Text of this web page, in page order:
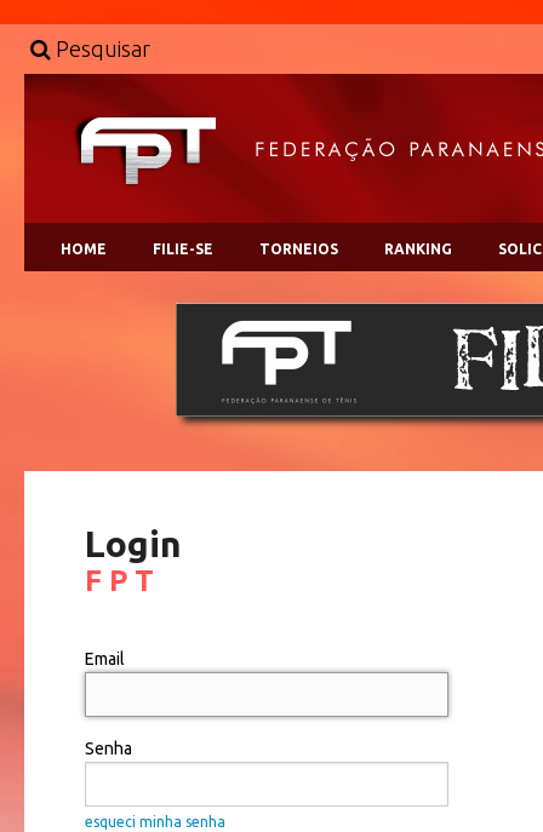
Pesquisar
HOME FILIE-SE TORNEIOS RANKING
Login
F P T
Email
Senha
esqueci minha senha